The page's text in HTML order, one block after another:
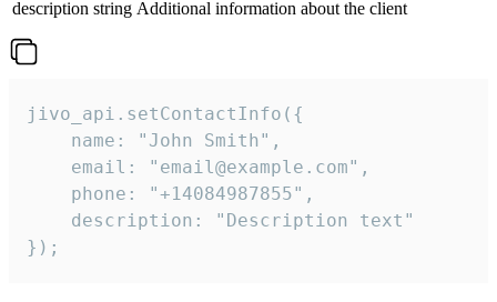
description string Additional information about the client
jivo_api.setContactInfo({
    name: "John Smith",
    email: "email@example.com",
    phone: "+14084987855",
    description: "Description text"
});